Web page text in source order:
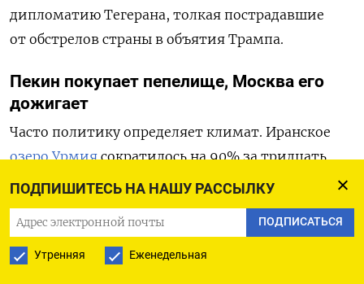
ПОДПИШИТЕСЬ НА НАШУ РАССЫЛКУ
ПОДПИСАТЬСЯ
Утренняя Еженедельная
дипломатию Тегерана, толкая пострадавшие
от обстрелов страны в объятия Трампа.
Пекин покупает пепелище, Москва его
дожигает
Часто политику определяет климат. Иранское
озеро Урмиясократилось на 90% за тридцать
лет.Река Гильмендостается источником
перманентного кризиса между Тегераном
и Кабулом. Когда Тегеран перестанет
обеспечивать ирригацию, обезвоженные